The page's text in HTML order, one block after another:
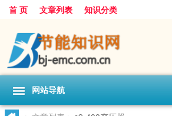
首 页 文章列表 知识分类
网站导航